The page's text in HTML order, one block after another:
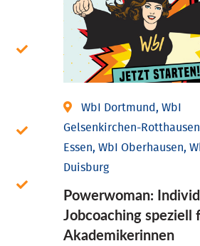
WbI Dortmund, WbI
Gelsenkirchen-
Essen, WbI Oberhausen,
Duisburg
Powerwoman:
Job­coaching speziell
Aka­demiker­innen